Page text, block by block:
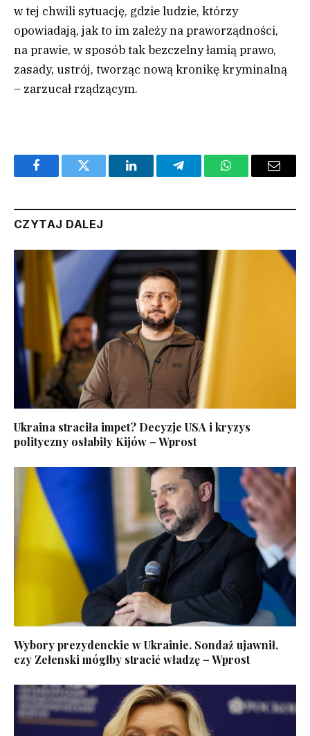
w tej chwili sytuację, gdzie ludzie, którzy
opowiadają, jak to im zależy na praworządności,
na prawie, w sposób tak bezczelny łamią prawo,
zasady, ustrój, tworząc nową kronikę kryminalną
– zarzucał rządzącym.
FacebookTwitter LinkedInTelegramWhatsAppEmail
CZYTAJ DALEJ
Ukraina straciła impet? Decyzje USA i kryzys
polityczny osłabiły Kijów – Wprost
Wybory prezydenckie w Ukrainie. Sondaż ujawnił,
czy Zełenski mógłby stracić władzę – Wprost